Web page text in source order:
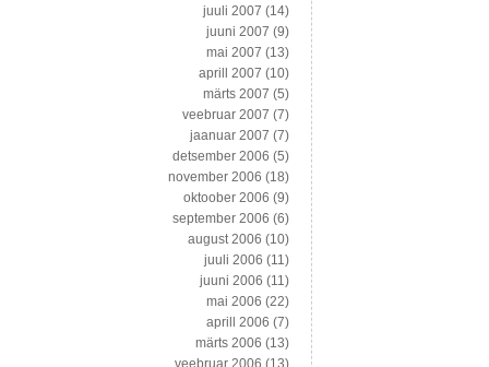
juuli 2007 (14)
juuni 2007 (9)
mai 2007 (13)
aprill 2007 (10)
märts 2007 (5)
veebruar 2007 (7)
jaanuar 2007 (7)
detsember 2006 (5)
november 2006 (18)
oktoober 2006 (9)
september 2006 (6)
august 2006 (10)
juuli 2006 (11)
juuni 2006 (11)
mai 2006 (22)
aprill 2006 (7)
märts 2006 (13)
veebruar 2006 (13)